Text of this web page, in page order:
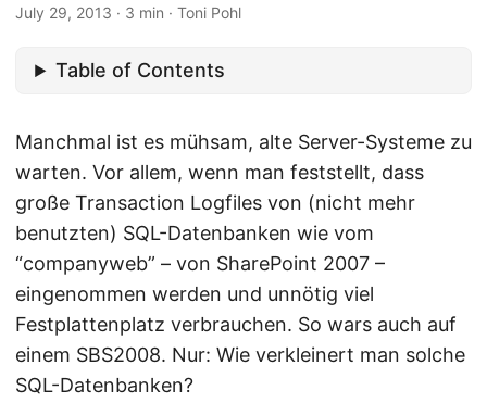
July 29, 2013 · 3 min · Toni Pohl
Table of Contents
Manchmal ist es mühsam, alte Server-Systeme zu
warten. Vor allem, wenn man feststellt, dass
große Transaction Logfiles von (nicht mehr
benutzten) SQL-Datenbanken wie vom
“companyweb” – von SharePoint 2007 –
eingenommen werden und unnötig viel
Festplattenplatz verbrauchen. So wars auch auf
einem SBS2008. Nur: Wie verkleinert man solche
SQL-Datenbanken?